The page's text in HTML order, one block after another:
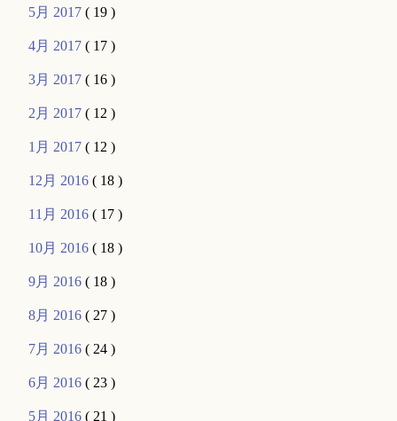
5月 2017( 19 )
4月 2017( 17 )
3月 2017( 16 )
2月 2017( 12 )
1月 2017( 12 )
12月 2016( 18 )
11月 2016( 17 )
10月 2016( 18 )
9月 2016( 18 )
8月 2016( 27 )
7月 2016( 24 )
6月 2016( 23 )
5月 2016( 21 )